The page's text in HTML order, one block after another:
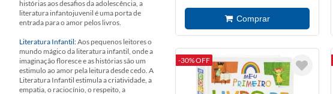
histórias aos desafios da adolescência, a
literatura infantojuvenil é uma porta de
entrada para o amor pelos livros.
Literatura Infantil:Aos pequenos leitores o
mundo mágico da literatura infantil, onde a
imaginação floresce e as histórias são um
estimulo ao amor pela leitura desde cedo. A
Literatura Infantil estimula a criatividade, a
empatia, o raciocínio, o respeito, a
-30% OFF